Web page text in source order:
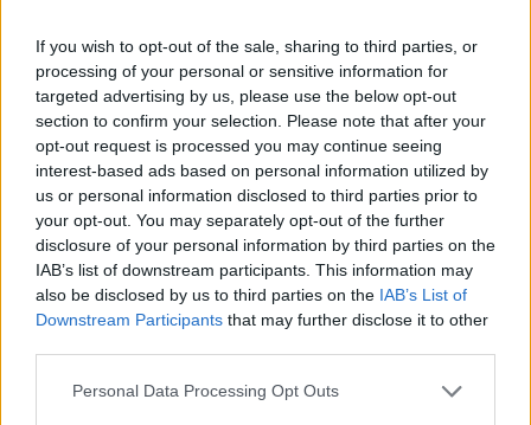
If you wish to opt-out of the sale, sharing to third parties, or
processing of your personal or sensitive information for
targeted advertising by us, please use the below opt-out
section to confirm your selection. Please note that after your
opt-out request is processed you may continue seeing
interest-based ads based on personal information utilized by
us or personal information disclosed to third parties prior to
your opt-out. You may separately opt-out of the further
disclosure of your personal information by third parties on the
IAB’s list of downstream participants. This information may
also be disclosed by us to third parties on the IAB’s List of
Downstream Participants that may further disclose it to other
Personal Data Processing Opt Outs
Πριν 7 ημέρες
Τρίτος στη σφαιροβολία στη διεθνή συνάντηση
Ελλάδας–Κύπρου Κ18 ο Δημήτρης Τέλλιος